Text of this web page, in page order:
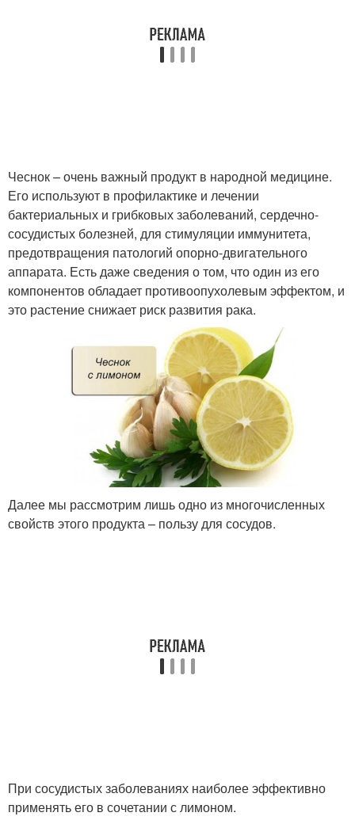
Чеснок – очень важный продукт в народной медицине.
Его используют в профилактике и лечении
бактериальных и грибковых заболеваний, сердечно-
сосудистых болезней, для стимуляции иммунитета,
предотвращения патологий опорно-двигательного
аппарата. Есть даже сведения о том, что один из его
компонентов обладает противоопухолевым эффектом, и
это растение снижает риск развития рака.
Далее мы рассмотрим лишь одно из многочисленных
свойств этого продукта – пользу для сосудов.
При сосудистых заболеваниях наиболее эффективно
применять его в сочетании с лимоном.